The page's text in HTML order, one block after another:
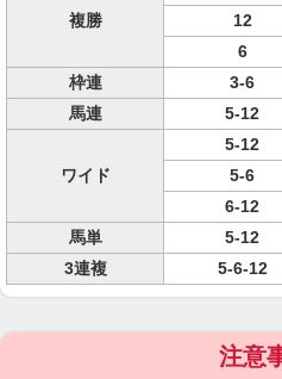
複勝
12
6
枠連
3-6
馬連
5-12
ワイド
5-12
5-6
6-12
馬単
5-12
3連複
5-6-12
注意